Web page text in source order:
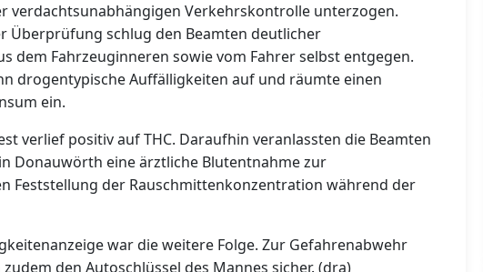
verdachtsunabhängigen Verkehrskontrolle unterzogen.
Überprüfung schlug den Beamten deutlicher
dem Fahrzeuginneren sowie vom Fahrer selbst entgegen.
drogentypische Auffälligkeiten auf und räumte einen
ein.
verlief positiv auf THC. Daraufhin veranlassten die Beamten
Donauwörth eine ärztliche Blutentnahme zur
Feststellung der Rauschmittenkonzentration während der
war die weitere Folge. Zur Gefahrenabwehr
den Autoschlüssel des Mannes sicher. (dra)
Bauzeichner/Bautechniker